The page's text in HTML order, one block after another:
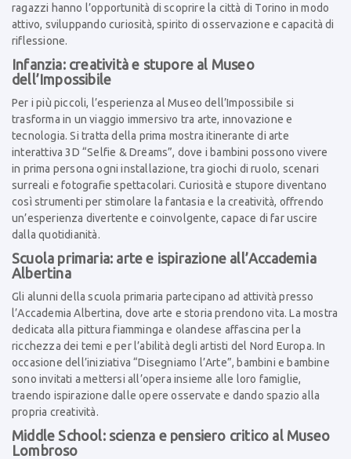
ragazzi hanno l’opportunità di scoprire la città di Torino in modo
attivo, sviluppando curiosità, spirito di osservazione e capacità di
riflessione.
Infanzia: creatività e stupore al Museo
dell’Impossibile
Per i più piccoli, l’esperienza al Museo dell’Impossibile si
trasforma in un viaggio immersivo tra arte, innovazione e
tecnologia. Si tratta della prima mostra itinerante di arte
interattiva 3D “Selfie & Dreams”, dove i bambini possono vivere
in prima persona ogni installazione, tra giochi di ruolo, scenari
surreali e fotografie spettacolari. Curiosità e stupore diventano
così strumenti per stimolare la fantasia e la creatività, offrendo
un’esperienza divertente e coinvolgente, capace di far uscire
dalla quotidianità.
Scuola primaria: arte e ispirazione all’Accademia
Albertina
Gli alunni della scuola primaria partecipano ad attività presso
l’Accademia Albertina, dove arte e storia prendono vita. La mostra
dedicata alla pittura fiamminga e olandese affascina per la
ricchezza dei temi e per l’abilità degli artisti del Nord Europa. In
occasione dell’iniziativa “Disegniamo l’Arte”, bambini e bambine
sono invitati a mettersi all’opera insieme alle loro famiglie,
traendo ispirazione dalle opere osservate e dando spazio alla
propria creatività.
Middle School: scienza e pensiero critico al Museo
Lombroso